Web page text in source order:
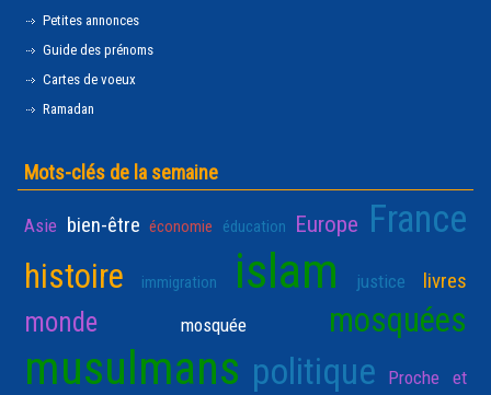
Petites annonces
Guide des prénoms
Cartes de voeux
Ramadan
Mots-clés de la semaine
Asie bien-être économie éducation Europe France
histoire immigration islam justice livres
monde mosquée mosquées
musulmans politique Proche et